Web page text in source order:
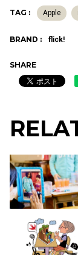
TAG : Apple
BRAND : flick!
SHARE